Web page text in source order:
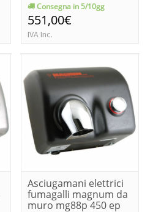
Consegna in 5/10gg
551,00€
IVA Inc.
Asciugamani elettrici
fumagalli magnum da
muro mg88p 450 ep